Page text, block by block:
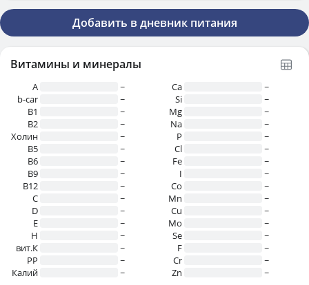
Добавить в дневник питания
Витамины и минералы
A
~
b-car
~
В1
~
B2
~
Холин
~
B5
~
B6
~
B9
~
B12
~
C
~
D
~
E
~
H
~
вит.К
~
PP
~
Калий
~
Ca
~
Si
~
Mg
~
Na
~
P
~
Cl
~
Fe
~
I
~
Co
~
Mn
~
Cu
~
Mo
~
Se
~
F
~
Cr
~
Zn
~